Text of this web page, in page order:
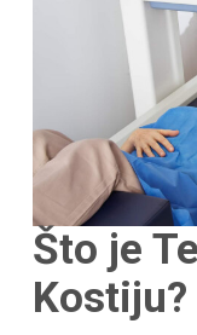
Što je
Kostiju?